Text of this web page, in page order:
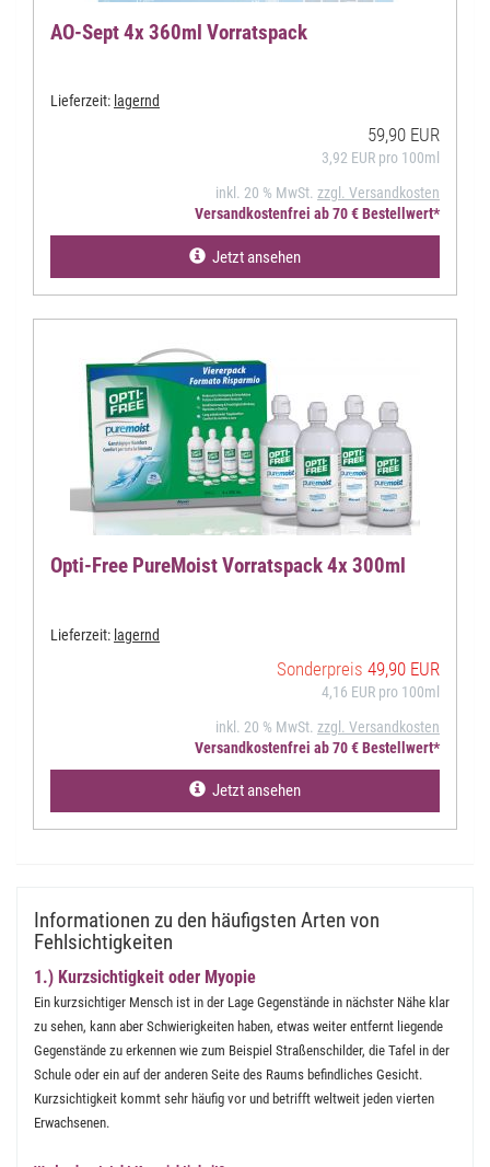
AO-Sept 4x 360ml Vorratspack
Lieferzeit: lagernd
59,90 EUR
3,92 EUR pro 100ml
inkl. 20 % MwSt. zzgl. Versandkosten
Versandkostenfrei ab 70 € Bestellwert*
Jetzt ansehen
Opti-Free PureMoist Vorratspack 4x 300ml
Lieferzeit: lagernd
Sonderpreis 49,90 EUR
4,16 EUR pro 100ml
inkl. 20 % MwSt. zzgl. Versandkosten
Versandkostenfrei ab 70 € Bestellwert*
Jetzt ansehen
Informationen zu den häufigsten Arten von
Fehlsichtigkeiten
1.) Kurzsichtigkeit oder Myopie
Ein kurzsichtiger Mensch ist in der Lage Gegenstände in nächster Nähe klar
zu sehen, kann aber Schwierigkeiten haben, etwas weiter entfernt liegende
Gegenstände zu erkennen wie zum Beispiel Straßenschilder, die Tafel in der
Schule oder ein auf der anderen Seite des Raums befindliches Gesicht.
Kurzsichtigkeit kommt sehr häufig vor und betrifft weltweit jeden vierten
Erwachsenen.